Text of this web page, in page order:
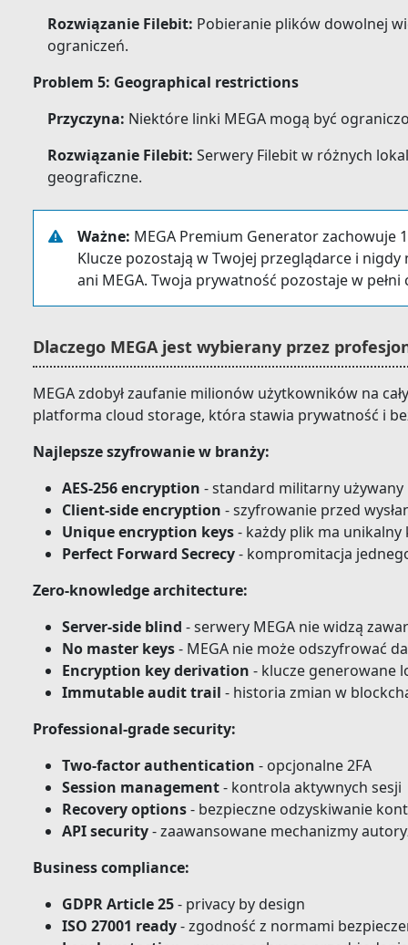
Rozwiązanie Filebit: Pobieranie plików dowolnej
ograniczeń.
Problem 5: Geographical restrictions
Przyczyna: Niektóre linki MEGA mogą być
Rozwiązanie Filebit: Serwery Filebit w różnych
geograficzne.
Ważne: MEGA Premium Generator zachowuje
Klucze pozostają w Twojej przeglądarce i nigdy
ani MEGA. Twoja prywatność pozostaje w
Dlaczego MEGA jest wybierany przez
MEGA zdobył zaufanie milionów użytkowników na
platforma cloud storage, która stawia prywatność i
Najlepsze szyfrowanie w branży:
AES-256 encryption - standard militarny używany
Client-side encryption - szyfrowanie przed
Unique encryption keys- każdy plik ma unikalny
Perfect Forward Secrecy- kompromitacja
Zero-knowledge architecture:
Server-side blind - serwery MEGA nie widzą
No master keys- MEGA nie może odszyfrować
Encryption key derivation - klucze generowane
Immutable audit trail - historia zmian w
Professional-grade security:
Two-factor authentication - opcjonalne 2FA
Session management- kontrola aktywnych sesji
Recovery options- bezpieczne odzyskiwanie
API security- zaawansowane mechanizmy
Business compliance:
GDPR Article 25- privacy by design
ISO 27001 ready- zgodność z normami